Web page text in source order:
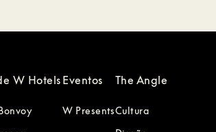
W Hotels Eventos
W Presents
The Angle
Cultura